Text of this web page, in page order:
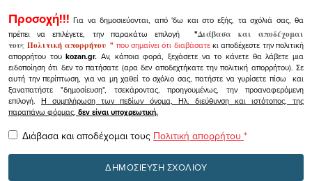
Προσοχή!!! Για να δημοσιεύονται, από 'δω και στο εξής, τα σχόλιά σας, θα
πρέπει να επιλέγετε, την παρακάτω επιλογή
"Διάβασα και αποδέχομαι
τουςΠολιτική απορρήτου" που σημαίνει ότι διαβάσατεκι αποδέχεστε την πολιτική
απορρήτου τουkozan.gr. Αν, κάποια φορά, ξεχάσετε να το κάνετε θα λάβετε μια
ειδοποίηση ότι δεν το πατήσατε (αρα δεν αποδεχτήκατε την πολιτική απορρήτου). Σε
αυτή την περίπτωση, για να μη χαθεί το σχόλιο σας, πατήστε να γυρίσετε πίσω και
ξαναπατήστε "δημοσίευση", τσεκάροντας, προηγουμένως, την προαναφερόμενη
επιλογή.Η συμπλήρωση των πεδίων όνομα, Ηλ. διεύθυνση και ιστότοπος, της
παραπάνω φόρμας, δεν είναι υποχρεωτική.
Διάβασα και αποδέχομαι τους Πολιτική απορρήτου *